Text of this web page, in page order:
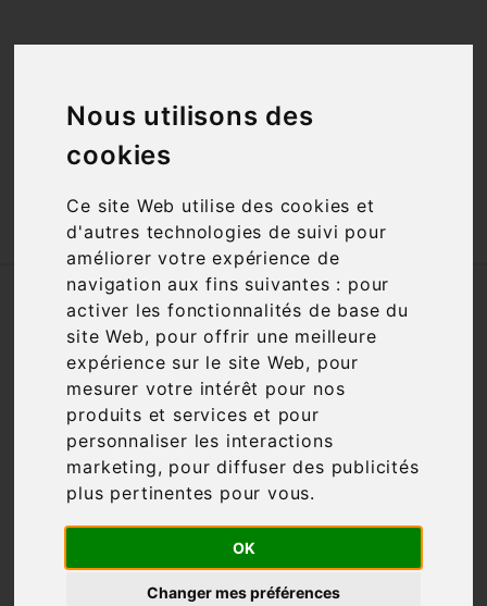
Nous utilisons des
cookies
Ce site Web utilise des cookies et
d'autres technologies de suivi pour
améliorer votre expérience de
navigation aux fins suivantes : pour
activer les fonctionnalités de base du
site Web, pour offrir une meilleure
expérience sur le site Web, pour
mesurer votre intérêt pour nos
produits et services et pour
personnaliser les interactions
marketing, pour diffuser des publicités
plus pertinentes pour vous.
OK
Changer mes préférences
id="open_preferences_center">Préfèrences
Accueil Vins Cépage Carignan Rouge
Nous nous excusons pour la gêne
occasionnée
Recherchez à nouveau ce que vous cherchez

Produits